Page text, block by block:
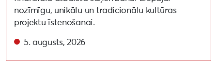
nozīmīgu, unikālu un tradicionālu kultūras
projektu īstenošanai.
5. augusts, 2026